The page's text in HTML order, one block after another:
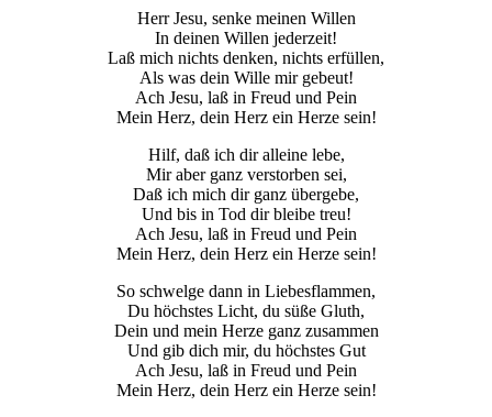
Herr Jesu, senke meinen Willen
In deinen Willen jederzeit!
Laß mich nichts denken, nichts erfüllen,
Als was dein Wille mir gebeut!
Ach Jesu, laß in Freud und Pein
Mein Herz, dein Herz ein Herze sein!
Hilf, daß ich dir alleine lebe,
Mir aber ganz verstorben sei,
Daß ich mich dir ganz übergebe,
Und bis in Tod dir bleibe treu!
Ach Jesu, laß in Freud und Pein
Mein Herz, dein Herz ein Herze sein!
So schwelge dann in Liebesflammen,
Du höchstes Licht, du süße Gluth,
Dein und mein Herze ganz zusammen
Und gib dich mir, du höchstes Gut
Ach Jesu, laß in Freud und Pein
Mein Herz, dein Herz ein Herze sein!